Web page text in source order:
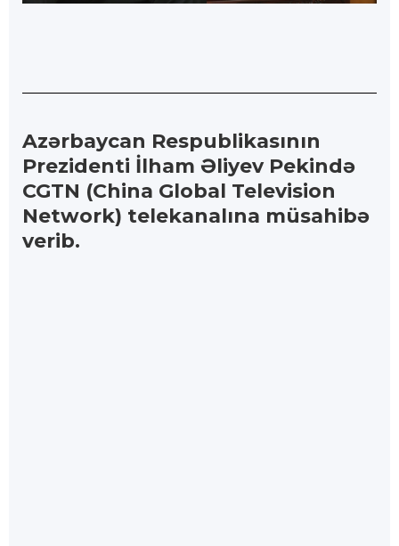
Azərbaycan Respublikasının
Prezidenti İlham Əliyev Pekində
CGTN (China Global Television
Network) telekanalına müsahibə
verib.